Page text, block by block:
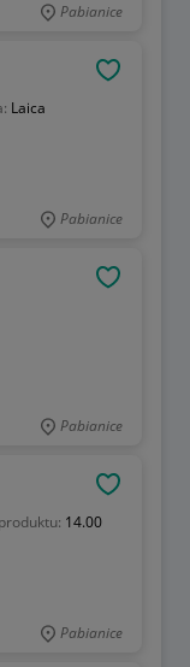
Pabianice
Laica
Pabianice
Pabianice
14.00
Pabianice